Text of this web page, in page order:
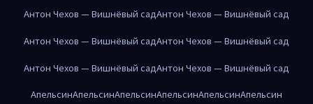
Антон Чехов — Вишнёвый садАнтон Чехов — Вишнёвый сад
Антон Чехов — Вишнёвый садАнтон Чехов — Вишнёвый сад
Антон Чехов — Вишнёвый садАнтон Чехов — Вишнёвый сад
АпельсинАпельсинАпельсинАпельсинАпельсинАпельсин